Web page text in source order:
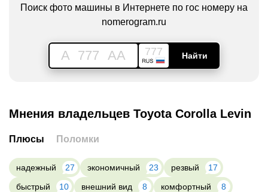
Поиск фото машины в Интернете по гос номеру на
nomerogram.ru
A 777 AA 777 Найти
Мнения владельцев Toyota Corolla Levin
Плюсы Поломки
надежный 27 экономичный 23 резвый
17
быстрый
10 внешний вид 8 комфортный
8